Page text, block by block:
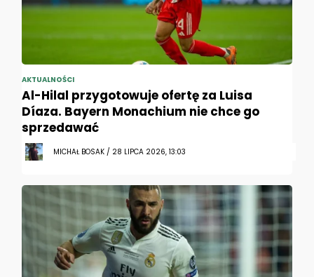
AKTUALNOŚCI
Al-Hilal przygotowuje ofertę za Luisa
Díaza. Bayern Monachium nie chce go
sprzedawać
MICHAŁ BOSAK / 28 LIPCA 2026, 13:03